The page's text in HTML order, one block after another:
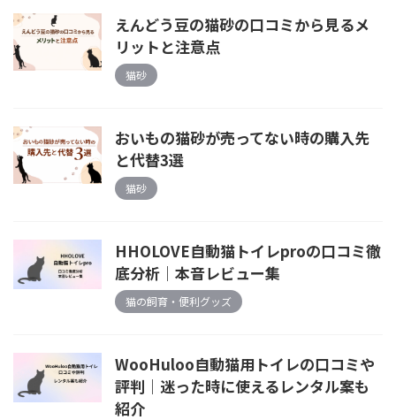
えんどう豆の猫砂の口コミから見るメ
リットと注意点
猫砂
おいもの猫砂が売ってない時の購入先
と代替3選
猫砂
HHOLOVE自動猫トイレproの口コミ徹
底分析｜本音レビュー集
猫の飼育・便利グッズ
WooHuloo自動猫用トイレの口コミや
評判｜迷った時に使えるレンタル案も
紹介